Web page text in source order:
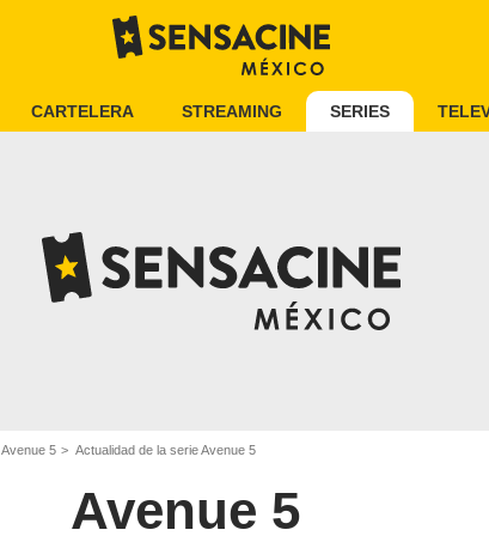
CARTELERA STREAMING SERIES
Avenue 5 Actualidad de la serie Avenue 5
Avenue 5